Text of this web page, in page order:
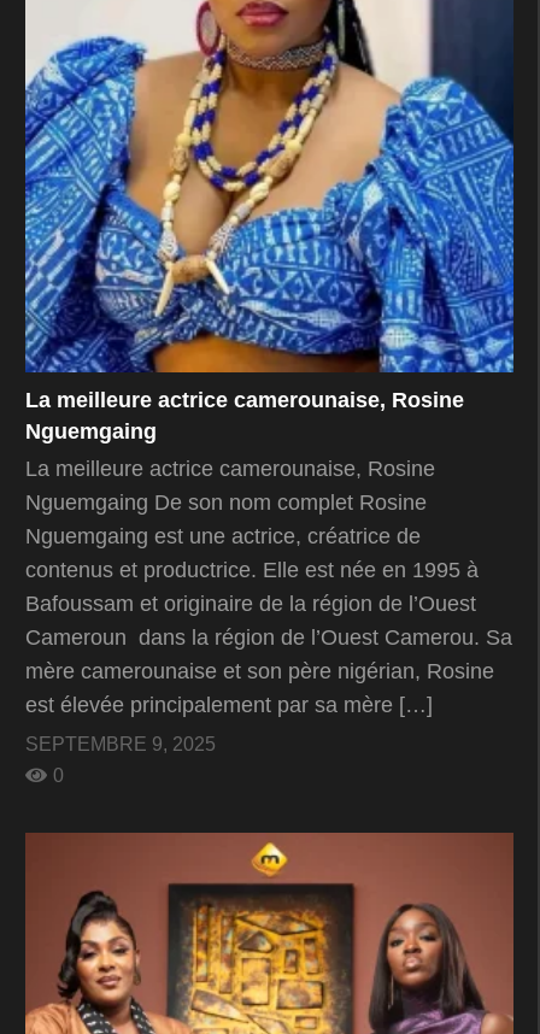
La meilleure actrice camerounaise, Rosine
Nguemgaing
La meilleure actrice camerounaise, Rosine
Nguemgaing De son nom complet Rosine
Nguemgaing est une actrice, créatrice de
contenus et productrice. Elle est née en 1995 à
Bafoussam et originaire de la région de l’Ouest
Cameroun dans la région de l’Ouest Camerou. Sa
mère camerounaise et son père nigérian, Rosine
est élevée principalement par sa mère […]
SEPTEMBRE 9, 2025
0